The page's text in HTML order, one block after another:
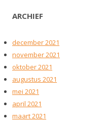
ARCHIEF
december 2021
november 2021
oktober 2021
augustus 2021
mei 2021
april 2021
maart 2021